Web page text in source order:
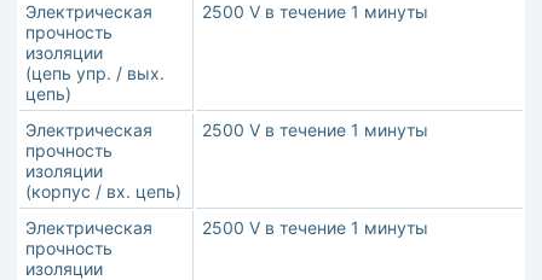
Электрическая
прочность
изоляции
(цепь упр. / вых.
цепь)
2500 V в течение 1 минуты
Электрическая
прочность
изоляции
(корпус / вх. цепь)
2500 V в течение 1 минуты
Электрическая
прочность
изоляции
2500 V в течение 1 минуты